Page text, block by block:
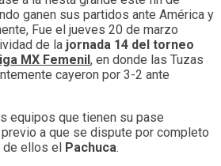
ganen sus partidos ante América y
Fue el jueves 20 de marzo
de la jornada 14 del torneo
MX Femenil, en donde las Tuzas
cayeron por 3-2 ante
equipos que tienen su pase
a que se dispute por completo
de ellos el Pachuca.